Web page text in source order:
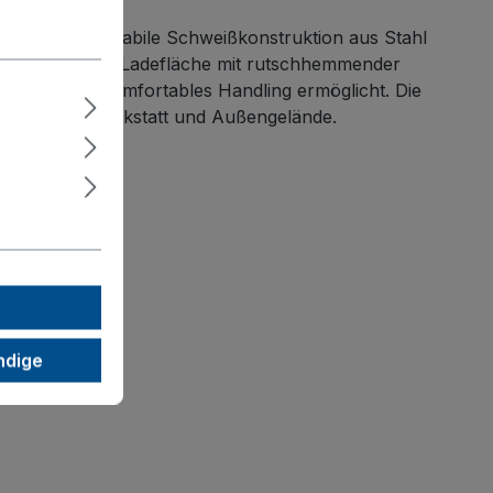
Güter. Die stabile Schweißkonstruktion aus Stahl
Sperrholz-Ladefläche mit rutschhemmender
Standfuß komfortables Handling ermöglicht. Die
Lager, Werkstatt und Außengelände.